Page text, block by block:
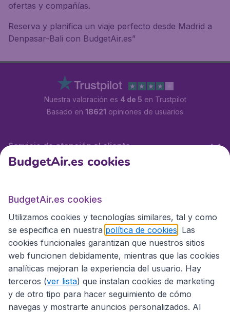
ofertas y compañías.
Reserva y planifica un viaje perfecto desde Madrid a
Denpasar-Bali con BudgetAir.es”
Nuestra valoración es 4 de 5 en Trustpilot
Basado en 18621 opiniones de usuarios
Servicio de atención al cliente
Sitios internacionales
BudgetAir.es cookies
BudgetAir.es cookies
Utilizamos cookies y tecnologías similares, tal y como
se especifica en nuestra política de cookies . Las
cookies funcionales garantizan que nuestros sitios
web funcionen debidamente, mientras que las cookies
analíticas mejoran la experiencia del usuario. Hay
terceros (ver lista) que instalan cookies de marketing
y de otro tipo para hacer seguimiento de cómo
navegas y mostrarte anuncios personalizados. Al